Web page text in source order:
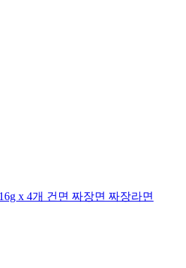
x 4개 건면 짜장면 짜장라면